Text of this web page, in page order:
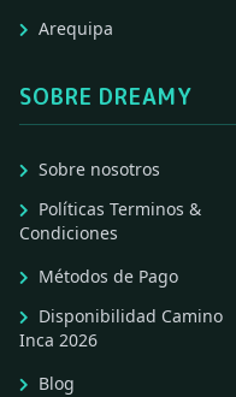
Arequipa
SOBRE DREAMY
Sobre nosotros
Políticas Terminos &
Condiciones
Métodos de Pago
Disponibilidad Camino
Inca 2026
Blog